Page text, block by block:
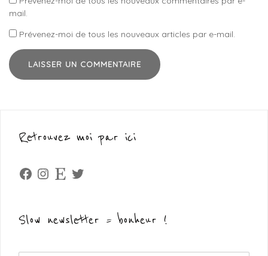
mail.
Prévenez-moi de tous les nouveaux articles par e-mail.
Retrouvez moi par ici
Facebook
Instagram
Etsy Twitter
Slow newsletter = bonheur !